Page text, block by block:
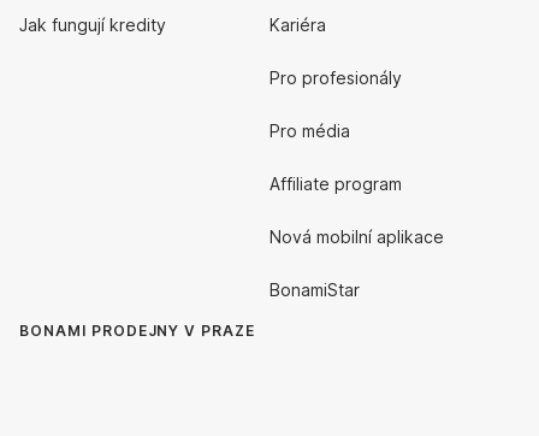
Jak fungují kredity Kariéra
Pro profesionály
Pro média
Affiliate program
Nová mobilní aplikace
BonamiStar
BONAMI PRODEJNY V PRAZE